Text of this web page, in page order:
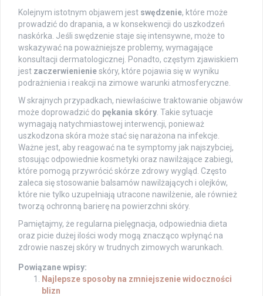
Kolejnym istotnym objawem jest swędzenie, które może
prowadzić do drapania, a w konsekwencji do uszkodzeń
naskórka. Jeśli swędzenie staje się intensywne, może to
wskazywać na poważniejsze problemy, wymagające
konsultacji dermatologicznej. Ponadto, częstym zjawiskiem
jest zaczerwienienieskóry, które pojawia się w wyniku
podrażnienia i reakcji na zimowe warunki atmosferyczne.
W skrajnych przypadkach, niewłaściwe traktowanie objawów
może doprowadzić do pękania skóry . Takie sytuacje
wymagają natychmiastowej interwencji, ponieważ
uszkodzona skóra może stać się narażona na infekcje.
Ważne jest, aby reagować na te symptomy jak najszybciej,
stosując odpowiednie kosmetyki oraz nawilżające zabiegi,
które pomogą przywrócić skórze zdrowy wygląd. Często
zaleca się stosowanie balsamów nawilżających i olejków,
które nie tylko uzupełniają utracone nawilżenie, ale również
tworzą ochronną barierę na powierzchni skóry.
Pamiętajmy, że regularna pielęgnacja, odpowiednia dieta
oraz picie dużej ilości wody mogą znacząco wpłynąć na
zdrowie naszej skóry w trudnych zimowych warunkach.
Powiązane wpisy:
Najlepsze sposoby na zmniejszenie widoczności
blizn